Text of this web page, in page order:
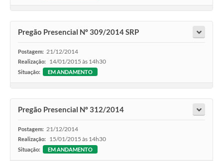
Pregão Presencial Nº 309/2014 SRP
Postagem: 21/12/2014
Realização: 14/01/2015 às 14h30
Situação: EM ANDAMENTO
Pregão Presencial Nº 312/2014
Postagem: 21/12/2014
Realização: 15/01/2015 às 14h30
Situação: EM ANDAMENTO